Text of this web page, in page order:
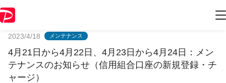
2023/4/18 メンテナンス
4月21日から4月22日、4月23日から4月24日：メン
テナンスのお知らせ（信用組合口座の新規登録・チ
ャージ）